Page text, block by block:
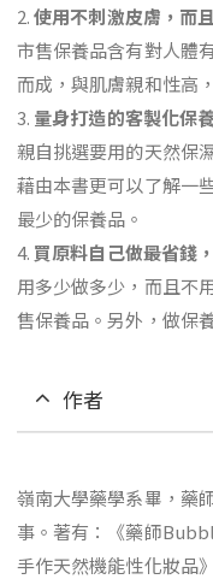
2.使用不刺激皮膚，而
市售保養品含有對人體
而成，與肌膚親和性高
3. 量身打造的客製化保
親自挑選要用的天然保
藉由本書更可以了解一
最少的保養品。
4. 買原料自己做最省錢
用多少做多少，而且不
售保養品。另外，做保
作者
嶺南大學藥學系畢，藥
事。著有：《藥師
手作天然機能性化妝品